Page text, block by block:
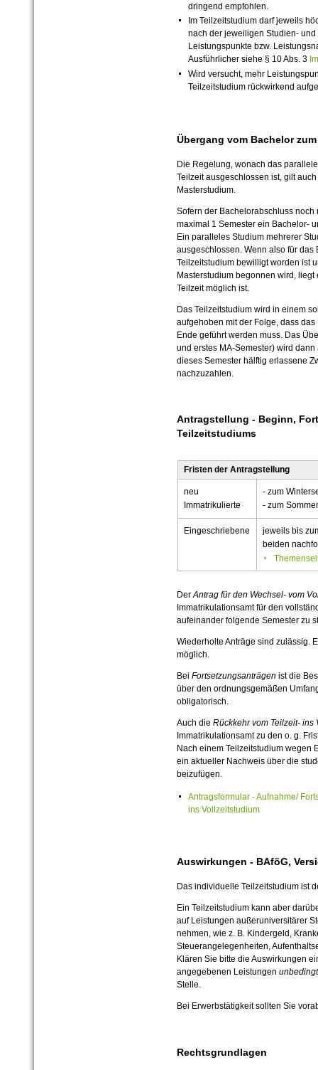
dringend empfohlen.
Im Teilzeitstudium darf jeweils
nach der jeweiligen Studien-
Leistungspunkte bzw.
Ausführlicher siehe § 10 Abs. 3
Wird versucht, mehr
Teilzeitstudium rückwirkend
Übergang vom Bachelor
Die Regelung, wonach das
Teilzeit ausgeschlossen ist, gilt
Masterstudium.
Sofern der Bachelorabschluss
maximal 1 Semester ein Bachelor-
Ein paralleles Studium mehrerer
ausgeschlossen. Wenn also für das
Teilzeitstudium bewilligt worden ist
Masterstudium begonnen wird,
Teilzeit möglich ist.
Das Teilzeitstudium wird in einem
aufgehoben mit der Folge, dass
Ende geführt werden muss. Das
und erstes MA-Semester) wird
dieses Semester hälftig erlassene
nachzuzahlen.
Antragstellung - Beginn,
Teilzeitstudiums
Fristen der Antragstellung
neu
Immatrikulierte
- zum
- zum
Eingeschriebene
jeweils bis
beiden
Der Antrag für den Wechsel- vom
Immatrikulationsamt für den
aufeinander folgende Semester zu
Wiederholte Anträge sind zulässig.
möglich.
Bei Fortsetzungsanträgen ist die
über den ordnungsgemäßen
obligatorisch.
Auch die Rückkehr vom Teilzeit- ins
Immatrikulationsamt zu den o. g.
Nach einem Teilzeitstudium wegen
ein aktueller Nachweis über die
beizufügen.
Antragsformular - Aufnahme/
ins Vollzeitstudium
Auswirkungen - BAföG,
Das individuelle Teilzeitstudium ist
Ein Teilzeitstudium kann aber
auf Leistungen außeruniversitärer
nehmen, wie z. B. Kindergeld,
Steuerangelegenheiten,
Klären Sie bitte die Auswirkungen
angegebenen Leistungen unbedingt
Stelle.
Bei Erwerbstätigkeit sollten Sie
Rechtsgrundlagen